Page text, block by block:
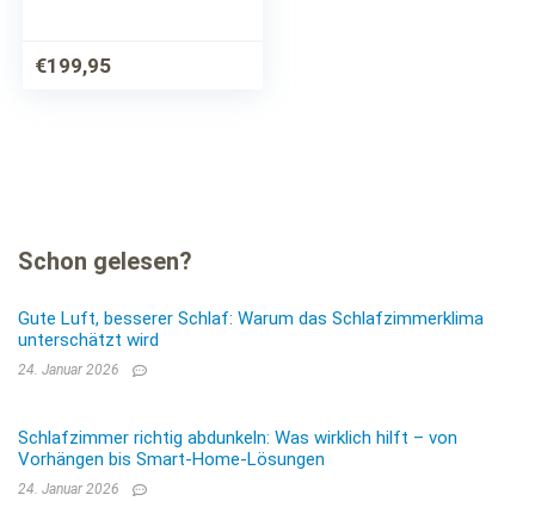
€199,95
Schon gelesen?
Gute Luft, besserer Schlaf: Warum das Schlafzimmerklima
unterschätzt wird
24. Januar 2026
Schlafzimmer richtig abdunkeln: Was wirklich hilft – von
Vorhängen bis Smart-Home-Lösungen
24. Januar 2026